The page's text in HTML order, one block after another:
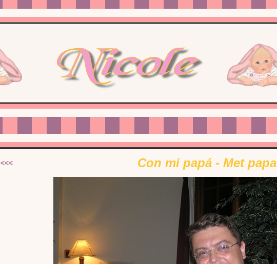
<<< Con mi papá - Met papa